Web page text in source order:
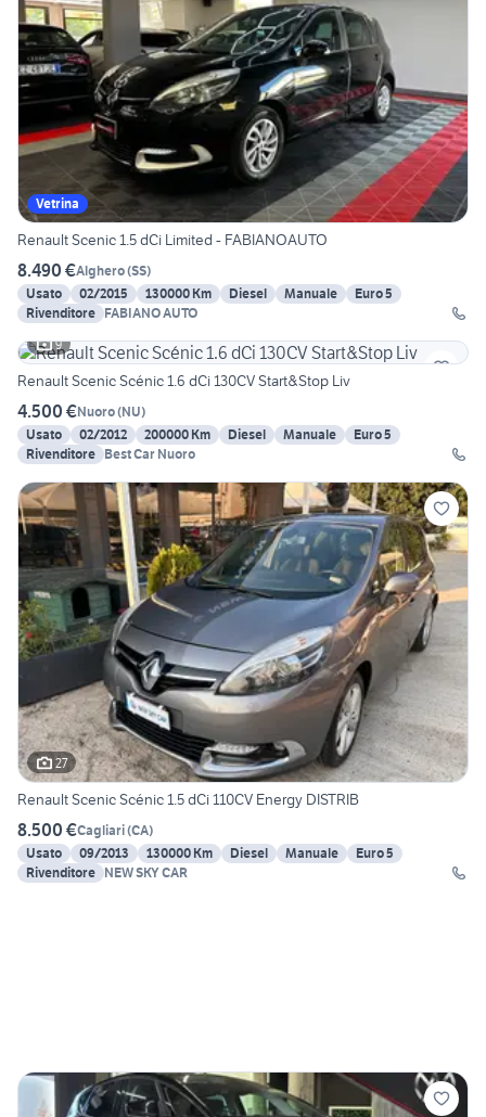
Vetrina
Renault Scenic 1.5 dCi Limited - FABIANOAUTO
8.490 €Alghero(SS)
Usato
02/2015 130000 Km Diesel Manuale
Euro 5
Rivenditore FABIANO AUTO
9
Renault Scenic Scénic 1.6 dCi 130CV Start&Stop Liv
4.500 €Nuoro(NU)
Usato
02/2012 200000 Km Diesel Manuale
Euro 5
Rivenditore Best Car Nuoro
27
Renault Scenic Scénic 1.5 dCi 110CV Energy DISTRIB
8.500 €Cagliari(CA)
Usato
09/2013 130000 Km Diesel Manuale
Euro 5
Rivenditore NEW SKY CAR